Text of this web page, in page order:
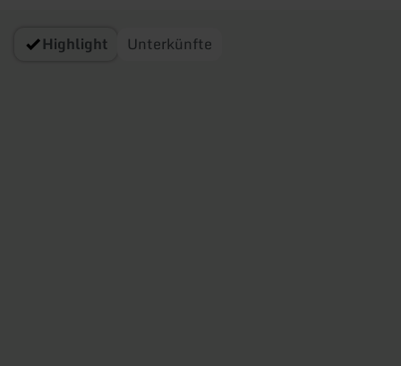
Highlight Unterkünfte